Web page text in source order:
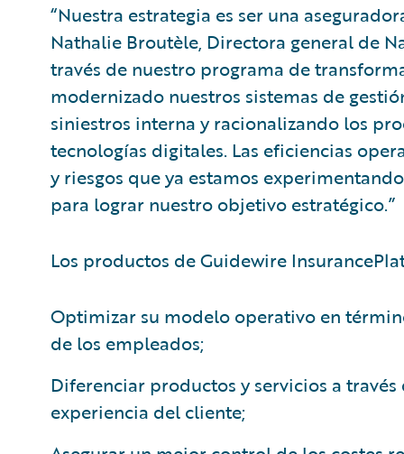
“Nuestra estrategia es ser una
Nathalie Broutèle, Directora general de
través de nuestro programa de
modernizado nuestros sistemas de
siniestros interna y racionalizando los
tecnologías digitales. Las eficiencias
y riesgos que ya estamos
para lograr nuestro objetivo estratégico.”
Los productos de Guidewire
Optimizar su modelo operativo en
de los empleados;
Diferenciar productos y servicios a
experiencia del cliente;